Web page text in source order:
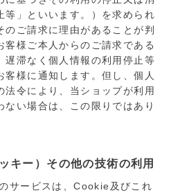
等」といいます。）を求められ
のご請求に理由があることが判
客様ご本人からのご請求である
遅滞なく個人情報の利用停止等
客様に通知します。但し、個人
法令により、当ショップが利用
ない場合は、この限りではあり
キー）その他の技術の利用
サービスは、Cookie及びこれ